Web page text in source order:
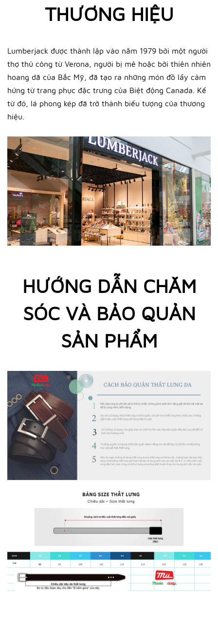
THƯƠNG HIỆU
Lumberjack được thành lập vào năm 1979 bởi một người
thợ thủ công từ Verona, người bị mê hoặc bởi thiên nhiên
hoang dã của Bắc Mỹ, đã tạo ra những món đồ lấy cảm
hứng từ trang phục đặc trưng của Biệt động Canada. Kể
từ đó, lá phong kép đã trở thành biểu tượng của thương
hiệu.
HƯỚNG DẪN CHĂM
SÓC VÀ BẢO QUẢN
SẢN PHẨM